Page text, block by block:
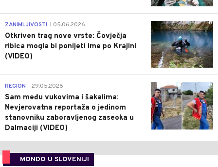
0
ZANIMLJIVOSTI 05.06.2026.
Otkriven trag nove vrste: Čovječja
ribica mogla bi ponijeti ime po Krajini
(VIDEO)
0
REGION 29.05.2026.
Sam među vukovima i šakalima:
Nevjerovatna reportaža o jedinom
stanovniku zaboravljenog zaseoka u
Dalmaciji (VIDEO)
MONDO U SLOVENIJI